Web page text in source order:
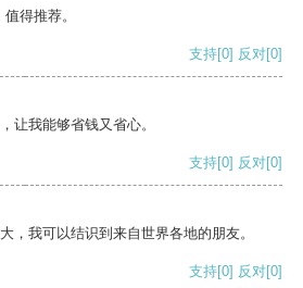
得推荐。
支持[0] 反对[0]
让我能够省钱又省心。
支持[0] 反对[0]
，我可以结识到来自世界各地的朋友。
支持[0] 反对[0]